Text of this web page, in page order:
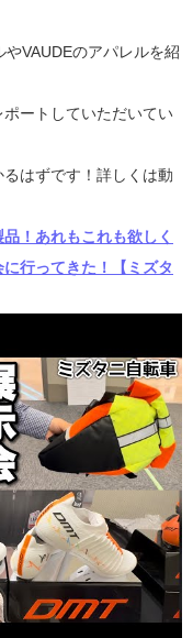
VAUDEのアパレルを紹
ートしていただいてい
はずです！詳しくは動
！あれもこれも欲しく
行ってきた！【ミズタ